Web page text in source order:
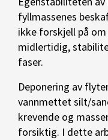
fyllmassenes
ikke forskjell på
midlertidig,
faser.
Deponering av
vannmettet silt/
krevende og
forsiktig. I dette